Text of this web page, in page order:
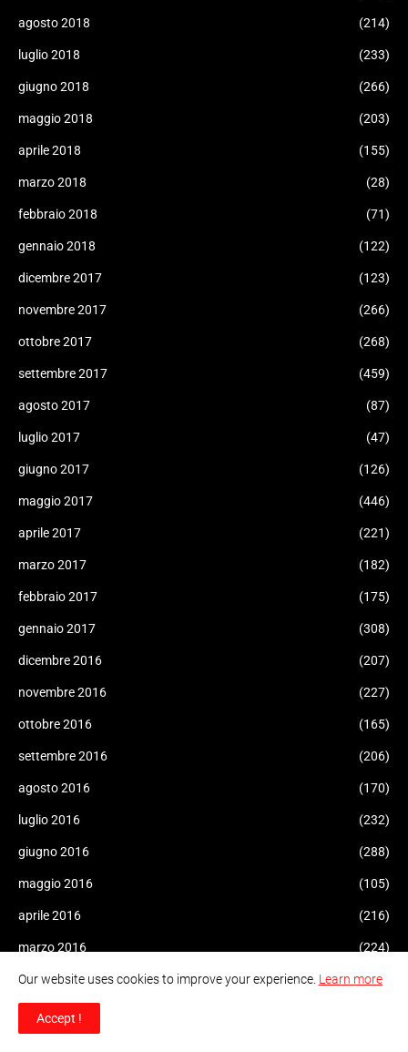
agosto 2018 (214)
luglio 2018 (233)
giugno 2018 (266)
maggio 2018 (203)
aprile 2018 (155)
marzo 2018 (28)
febbraio 2018 (71)
gennaio 2018 (122)
dicembre 2017 (123)
novembre 2017 (266)
ottobre 2017 (268)
settembre 2017 (459)
agosto 2017 (87)
luglio 2017 (47)
giugno 2017 (126)
maggio 2017 (446)
aprile 2017 (221)
marzo 2017 (182)
febbraio 2017 (175)
gennaio 2017 (308)
dicembre 2016 (207)
novembre 2016 (227)
ottobre 2016 (165)
settembre 2016 (206)
agosto 2016 (170)
luglio 2016 (232)
giugno 2016 (288)
maggio 2016 (105)
aprile 2016 (216)
marzo 2016 (224)
febbraio 2016 (34)
gennaio 2016
Our website uses cookies to improve your experience. Learn more
Accept !